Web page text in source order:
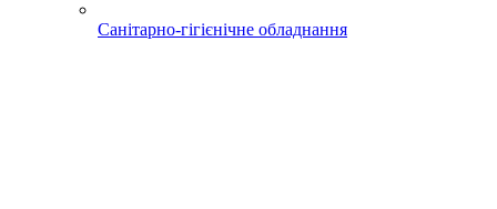
Санітарно-гігієнічне обладнання